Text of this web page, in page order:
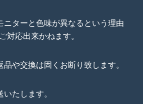
ニターと色味が異なるという理由
対応出来かねます。
や交換は固くお断り致します。
たします。